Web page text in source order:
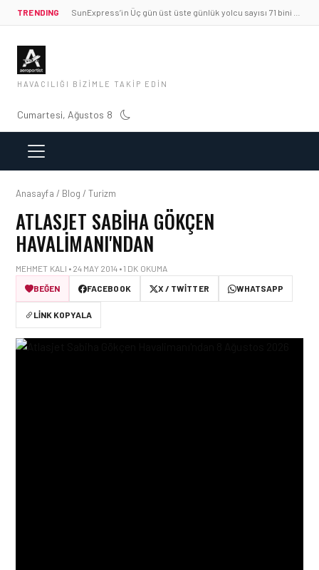
TRENDING
HAVACILIĞI BIZIMLE TAKIP EDIN
Cumartesi, Ağustos 8
Anasayfa / Blog / Turizm
ATLASJET SABIHA GÖKÇEN
HAVALIMANI'NDAN
MEHMET KALI • 24 MAY 2014 • 1 DK OKUMA
BEĞEN
FACEBOOK X / TWITTER WHATSAPP
LINK KOPYALA